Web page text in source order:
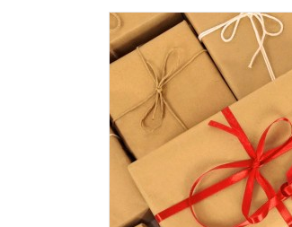
Оплата должна поступить до среды
за счет клиента!
не распространяется на ассортимент
заказа логистическим оператором, Вы